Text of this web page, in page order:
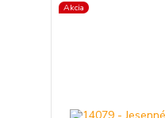
Akcia